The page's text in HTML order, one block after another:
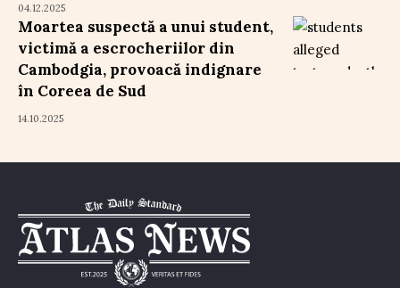
04.12.2025
Moartea suspectă a unui student,
victimă a escrocheriilor din
Cambodgia, provoacă indignare
în Coreea de Sud
14.10.2025